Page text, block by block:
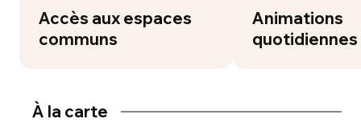
Accès aux espaces
communs
Animations
quotidiennes
À la carte